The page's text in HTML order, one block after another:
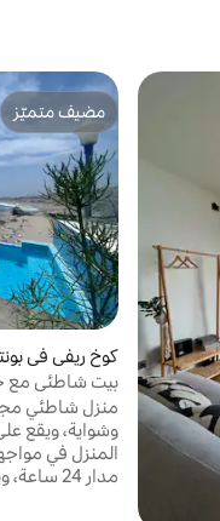
مضيف متميّز
مضيف متميّز
كوخ ريفي في
بيت شاطئي مع
على البحر
منزل شاطئي
المنزل في
مدار 24